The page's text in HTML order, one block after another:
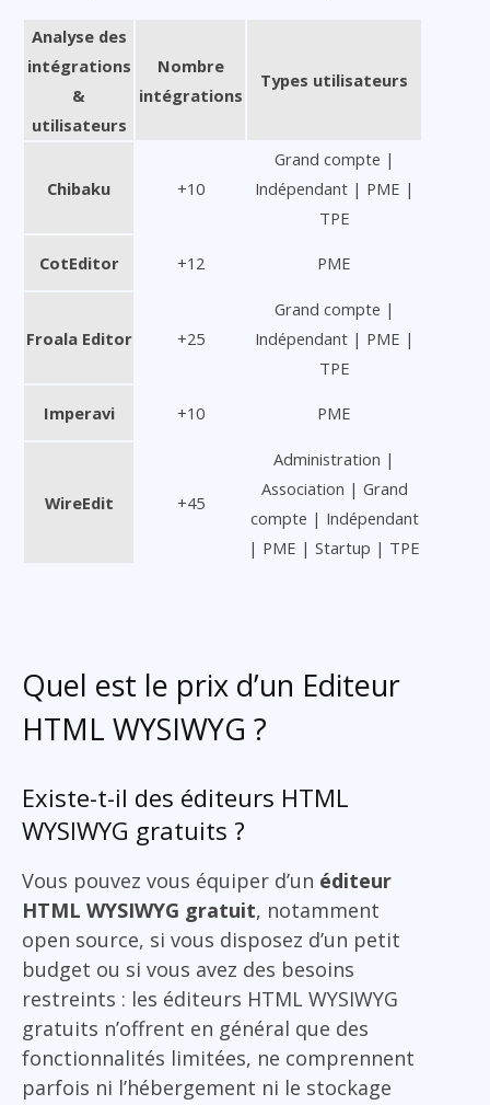
Analyse des
intégrations
&
utilisateurs
Nombre
intégrations
Types utilisateurs
Chibaku +10
Grand compte |
Indépendant | PME |
TPE
CotEditor +12 PME
Froala Editor +25
Grand compte |
Indépendant | PME |
TPE
Imperavi +10 PME
WireEdit +45
Administration |
Association | Grand
compte | Indépendant
| PME | Startup | TPE
Quel est le prix d’un Editeur
HTML WYSIWYG ?
Existe-t-il des éditeurs HTML
WYSIWYG gratuits ?
Vous pouvez vous équiper d’un éditeur
HTML WYSIWYG gratuit, notamment
open source, si vous disposez d’un petit
budget ou si vous avez des besoins
restreints : les éditeurs HTML WYSIWYG
gratuits n’offrent en général que des
fonctionnalités limitées, ne comprennent
parfois ni l’hébergement ni le stockage